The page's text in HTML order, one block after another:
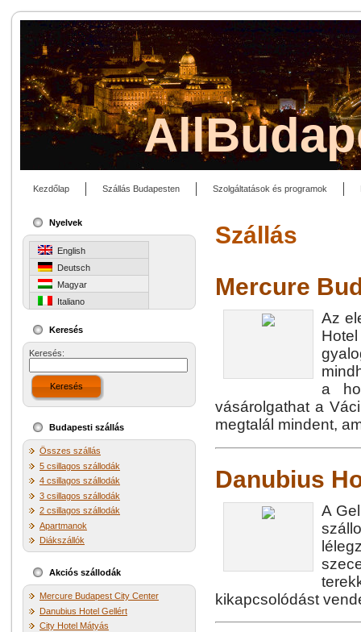
Kezdőlap Szállás Budapesten Szolgáltatások és programok
Nyelvek
English
Deutsch
Magyar
Italiano
Keresés
Keresés:
Keresés
Budapesti szállás
Összes szállás
5 csillagos szállodák
4 csillagos szállodák
3 csillagos szállodák
2 csillagos szállodák
Apartmanok
Diákszállók
Akciós szállodák
Mercure Budapest City Center
Danubius Hotel Gellért
City Hotel Mátyás
Szállás
Mercure
Az
a
vásárolgathat a
megtalál mindent,
Danubius
A
kikapcsolódást